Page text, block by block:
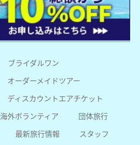
ブライダルワン
オーダーメイドツアー
ディスカウントエアチケット
海外ボランティア
団体旅行
最新旅行情報
スタッフ